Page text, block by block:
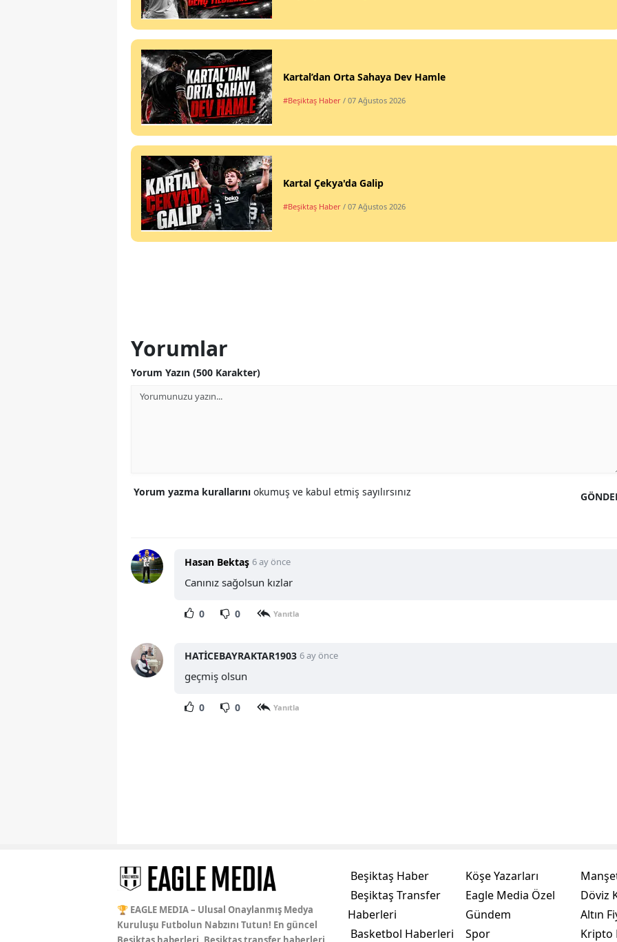
Kartal’dan Orta Sahaya Dev Hamle
#Beşiktaş Haber / 07 Ağustos 2026
Kartal Çekya'da Galip
#Beşiktaş Haber / 07 Ağustos 2026
Yorumlar
Yorum Yazın (500 Karakter)
Yorum yazma kurallarını okumuş ve kabul etmiş sayılırsınız
Hasan Bektaş 6 ay önce
Canınız sağolsun kızlar
0 0 Yanıtla
HATİCEBAYRAKTAR1903 6 ay önce
geçmiş olsun
0 0 Yanıtla
🏆 EAGLE MEDIA – Ulusal Onaylanmış Medya
Kuruluşu Futbolun Nabzını Tutun! En güncel
Beşiktaş Haber
Beşiktaş Transfer
Haberleri
Basketbol Haberleri
Köşe Yazarları
Eagle Media Özel
Gündem
Spor
Döviz
Altın
Kripto